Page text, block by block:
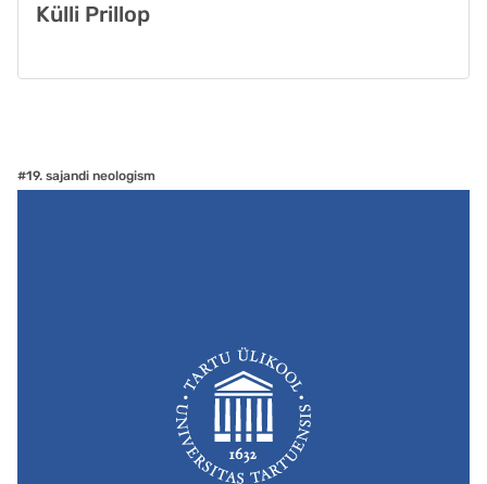
Külli Prillop
#19. sajandi neologism